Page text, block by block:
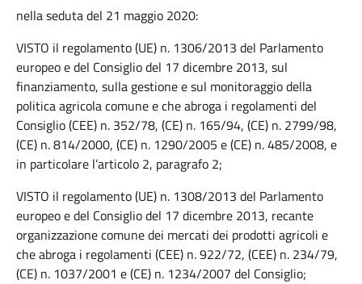
nella seduta del 21 maggio 2020:
VISTO il regolamento (UE) n. 1306/2013 del Parlamento
europeo e del Consiglio del 17 dicembre 2013, sul
finanziamento, sulla gestione e sul monitoraggio della
politica agricola comune e che abroga i regolamenti del
Consiglio (CEE) n. 352/78, (CE) n. 165/94, (CE) n. 2799/98,
(CE) n. 814/2000, (CE) n. 1290/2005 e (CE) n. 485/2008, e
in particolare l’articolo 2, paragrafo 2;
VISTO il regolamento (UE) n. 1308/2013 del Parlamento
europeo e del Consiglio del 17 dicembre 2013, recante
organizzazione comune dei mercati dei prodotti agricoli e
che abroga i regolamenti (CEE) n. 922/72, (CEE) n. 234/79,
(CE) n. 1037/2001 e (CE) n. 1234/2007 del Consiglio;